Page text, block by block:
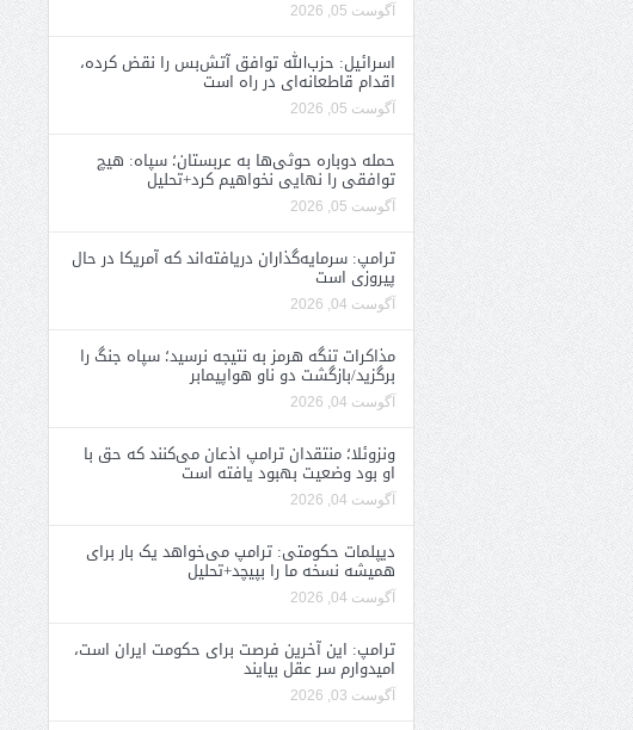
آگوست 05, 2026
اسرائیل: حزب‌الله توافق آتش‌بس را نقض کرده،
اقدام قاطعانه‌ای در راه است
آگوست 05, 2026
حمله دوباره حوثی‌ها به عربستان؛ سپاه: هیچ
توافقی را نهایی نخواهیم کرد+تحلیل
آگوست 05, 2026
ترامپ: سرمایه‌گذاران دریافته‌اند که آمریکا در حال
پیروزی است
آگوست 04, 2026
مذاکرات تنگه هرمز به نتیجه نرسید؛ سپاه جنگ را
برگزید/بازگشت دو ناو هواپیمابر
آگوست 04, 2026
ونزوئلا؛ منتقدان ترامپ اذعان می‌کنند که حق با
او بود وضعیت بهبود یافته است
آگوست 04, 2026
دیپلمات حکومتی: ترامپ می‌خواهد یک بار برای
همیشه نسخه ما را بپیچد+تحلیل
آگوست 04, 2026
ترامپ: این آخرین فرصت برای حکومت ایران است،
امیدوارم سر عقل بیایند
آگوست 03, 2026